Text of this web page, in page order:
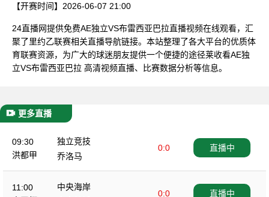
【开赛时间】 2026-06-07 21:00
24直播网提供免费AE独立VS布雷西亚巴拉直播视频在线观看，汇
聚了里约乙联赛相关直播导航链接。本站整理了各大平台的优质体
育联赛资源，为广大的球迷朋友提供一个便捷的途径莱收看AE独
立VS布雷西亚巴拉 高清视频直播、比赛数据分析等信息。
更多直播
09:30
洪都甲
独立竞技
0:0
乔洛马
直播中
11:00
中央海岸
0:0
直播中